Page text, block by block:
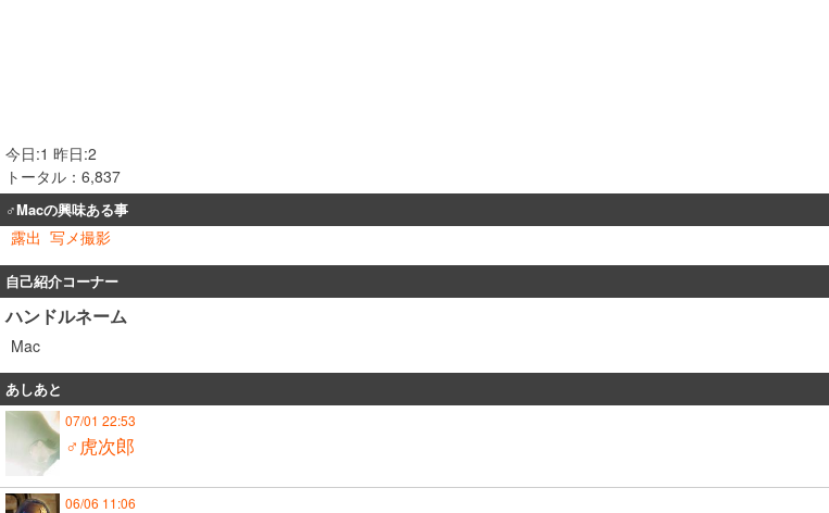
今日:1 昨日:2
トータル：6,837
♂Macの興味ある事
露出 写メ撮影
自己紹介コーナー
ハンドルネーム
Mac
あしあと
07/01 22:53
♂虎次郎
06/06 11:06